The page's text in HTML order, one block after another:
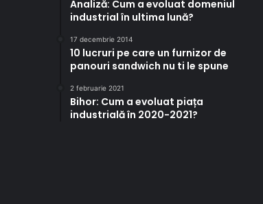
Analiză: Cum a evoluat domeniul
industrial în ultima lună?
17 decembrie 2014
10 lucruri pe care un furnizor de
panouri sandwich nu ti le spune
2 februarie 2021
Bihor: Cum a evoluat piața
industrială în 2020-2021?